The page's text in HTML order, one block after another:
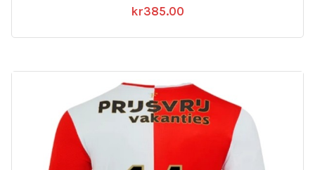
kr385.00